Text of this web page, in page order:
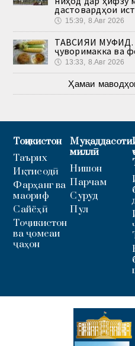
дастовардҳои
🕔 15:39, 8.Авг 2026
ТАВСИЯИ МУФИД.
ҷуворимакка ва
🕔 13:33, 8.Авг 2026
Ҳамаи
Тоҷикистон
Таърих
Иқтисодӣ
Фарҳанг ва
маориф
Сайёҳӣ
Тоҷикистон
ва ҷомеаи
ҷаҳон
Муқаддасоти
миллӣ
Нишон
Парчам
Суруд
Пул